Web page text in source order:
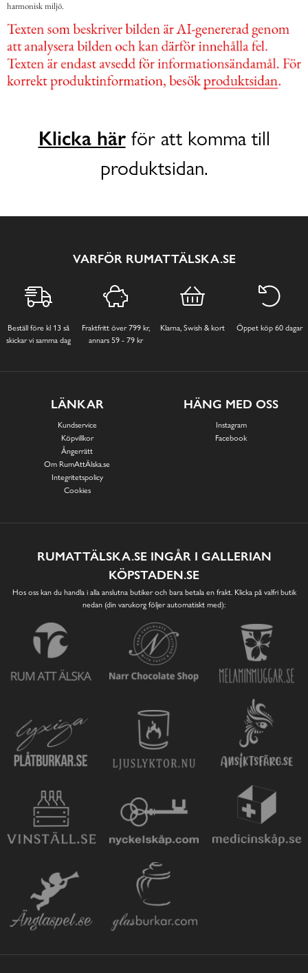
harmonisk miljö.
Klicka härför att komma till
produktsidan.
VARFÖR RUMATTÄLSKA.SE
Beställ före kl 13 så
skickar vi samma dag
Fraktfritt över 799 kr,
annars 59 - 79 kr
Klarna, Swish & kort Öppet köp 60 dagar
LÄNKAR
Kundservice
Köpvillkor
Ångerrätt
Om RumAttÄlska.se
Integritetspolicy
Cookies
HÄNG MED OSS
Instagram
Facebook
RUMATTÄLSKA.SE INGÅR I GALLERIAN
KÖPSTADEN.SE
Hos oss kan du handla i alla anslutna butiker och bara betala en frakt. Klicka på valfri butik
nedan (din varukorg följer automatiskt med):